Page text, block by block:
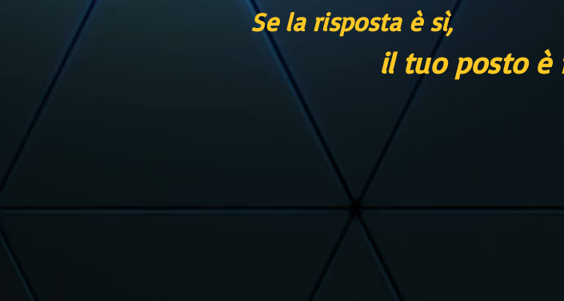
Se la risposta è sì,
iltuo posto è